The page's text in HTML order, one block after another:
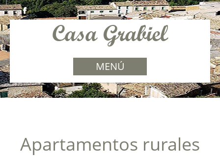
MENÚ
Apartamentos rurales